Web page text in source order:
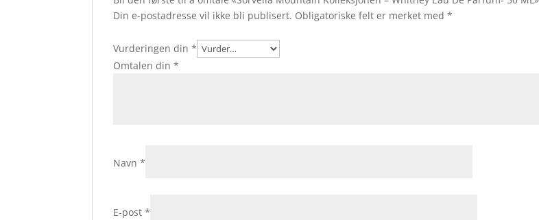
Din e-postadresse vil ikke bli publisert. Obligatoriske felt er merket med*
Vurderingen din*
Omtalen din*
Navn*
E-post*